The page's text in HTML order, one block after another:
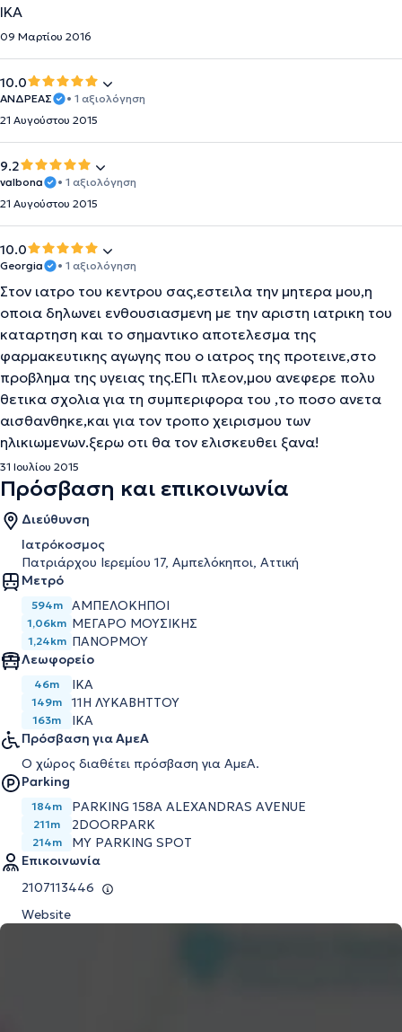
ΙΚΑ
09 Μαρτίου 2016
10.0
ΑΝΔΡΕΑΣ
• 1 αξιολόγηση
21 Αυγούστου 2015
9.2
valbona
• 1 αξιολόγηση
21 Αυγούστου 2015
10.0
Georgia • 1 αξιολόγηση
Στον ιατρο του κεντρου σας,εστειλα την μητερα μου,η
οποια δηλωνει ενθουσιασμενη με την αριστη ιατρικη του
καταρτηση και το σημαντικο αποτελεσμα της
φαρμακευτικης αγωγης που ο ιατρος της προτεινε,στο
προβλημα της υγειας της.ΕΠι πλεον,μου ανεφερε πολυ
θετικα σχολια για τη συμπεριφορα του ,το ποσο ανετα
αισθανθηκε,και για τον τροπο χειρισμου των
ηλικιωμενων.ξερω οτι θα τον ελισκευθει ξανα!
31 Ιουλίου 2015
Πρόσβαση και επικοινωνία
Διεύθυνση
Ιατρόκοσμος
Πατριάρχου Ιερεμίου 17, Αμπελόκηποι, Αττική
Μετρό
594m ΑΜΠΕΛΟΚΗΠΟΙ
1,06km ΜΕΓΑΡΟ ΜΟΥΣΙΚΗΣ
1,24km ΠΑΝΟΡΜΟΥ
Λεωφορείο
46m ΙΚΑ
149m 11Η ΛΥΚΑΒΗΤΤΟΥ
163m
ΙΚΑ
Πρόσβαση για ΑμεΑ
Ο χώρος διαθέτει πρόσβαση για ΑμεΑ.
Parking
184m PARKING 158A ALEXANDRAS AVENUE
211m 2DOORPARK
214m
MY PARKING SPOT
Επικοινωνία
2107113446
Website